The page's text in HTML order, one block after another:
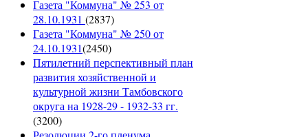
Газета "Коммуна" № 253 от
28.10.1931 (2837)
Газета "Коммуна" № 250 от
24.10.1931(2450)
Пятилетний перспективный план
развития хозяйственной и
культурной жизни Тамбовского
округа на 1928-29 - 1932-33 гг.
(3200)